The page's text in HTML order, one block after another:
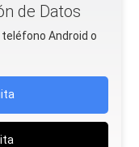
de Datos
Android o